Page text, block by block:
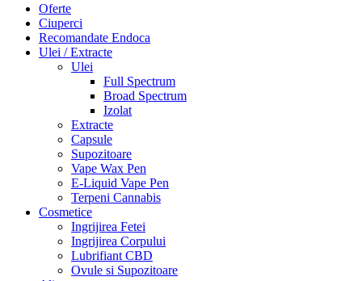
Oferte
Ciuperci
Recomandate Endoca
Ulei / Extracte
Ulei
Full Spectrum
Broad Spectrum
Izolat
Extracte
Capsule
Supozitoare
Vape Wax Pen
E-Liquid Vape Pen
Terpeni Cannabis
Cosmetice
Ingrijirea Fetei
Ingrijirea Corpului
Lubrifiant CBD
Ovule si Supozitoare